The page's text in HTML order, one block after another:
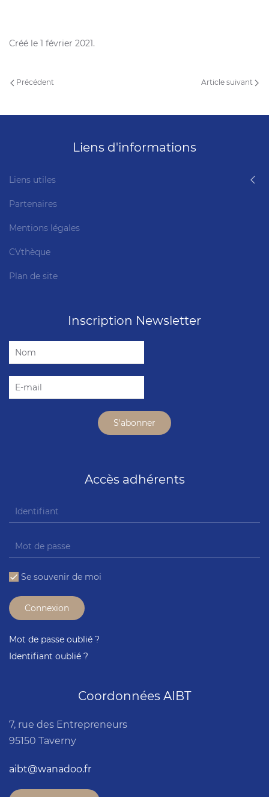
Créé le 1 février 2021.
Précédent Article suivant
Liens d'informations
Liens utiles
Partenaires
Mentions légales
CVthèque
Plan de site
Inscription Newsletter
Accès adhérents
Se souvenir de moi
Connexion
Mot de passe oublié ?
Identifiant oublié ?
Coordonnées AIBT
7, rue des Entrepreneurs
95150 Taverny
aibt@wanadoo.fr